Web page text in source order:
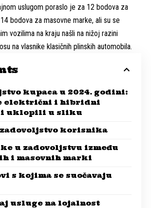
uslugom poraslo je za 12 bodova za
bodova za masovne marke, ali su se
vozilima na kraju našli na nižoj razini
na vlasnike klasičnih plinskih automobila.
kupaca u 2024. godini:
električni i hibridni
uklopili u sliku
zadovoljstvo korisnika
u zadovoljstvu između
i masovnih marki
s kojima se suočavaju
usluge na lojalnost